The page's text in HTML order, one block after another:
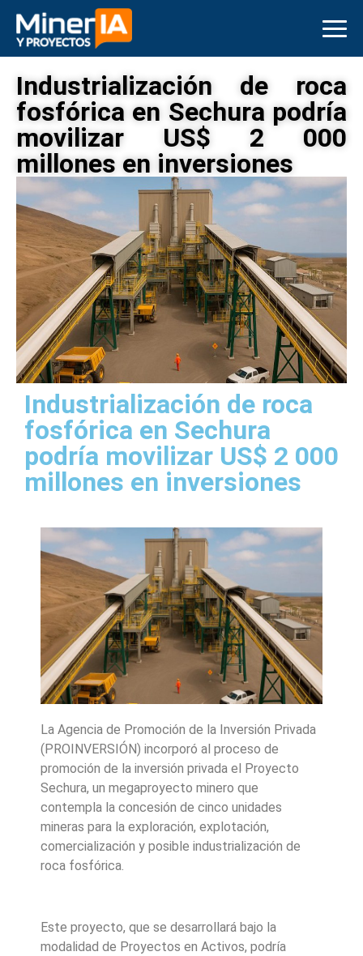
Industrialización de roca
fosfórica en Sechura podría
movilizar US$ 2 000
millones en inversiones
Industrialización de roca
fosfórica en Sechura
podría movilizar US$ 2 000
millones en inversiones
La Agencia de Promoción de la Inversión Privada
(PROINVERSIÓN) incorporó al proceso de
promoción de la inversión privada el Proyecto
Sechura, un megaproyecto minero que
contempla la concesión de cinco unidades
mineras para la exploración, explotación,
comercialización y posible industrialización de
roca fosfórica.
Este proyecto, que se desarrollará bajo la
modalidad de Proyectos en Activos, podría